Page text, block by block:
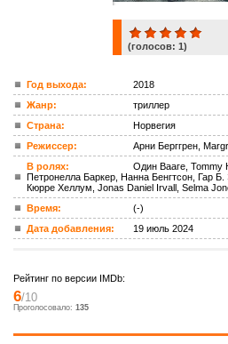
(голосов: 1)
Год выхода:
2018
Жанр:
триллер
Страна:
Норвегия
Режиссер:
Арни Берггрен,
В ролях:
Один Вааге, Tommy
Петронелла Баркер, Нанна Бенгтсон, Гар
Кюрре Хеллум, Jonas Daniel Irvall, Selma
Время:
(-)
Дата добавления:
19 июль 2024
Рейтинг по версии IMDb:
6/10
Проголосовало: 135